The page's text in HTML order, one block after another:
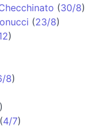
(30/8)
(23/8)
)
8)
)
(4/7)